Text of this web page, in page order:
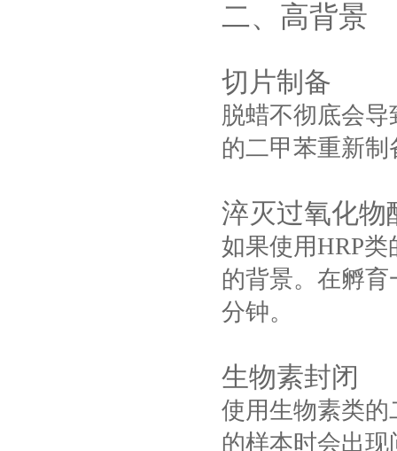
二、高背景
切片制备
脱蜡不彻底会
的二甲苯重新制
淬灭过氧化物
如果使用HRP
的背景。在孵育
分钟。
生物素封闭
使用生物素类
的样本时会出